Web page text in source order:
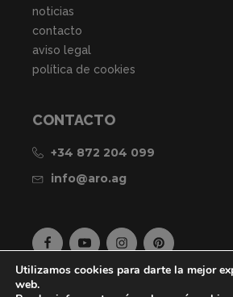
noticias
contacto
aviso legal
política de cookies
CONTACTO
+34 872 204 099
info@aro.ag
Utilizamos cookies para darte la mejor
web.